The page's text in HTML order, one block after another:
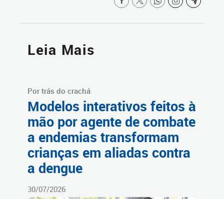
Leia Mais
Por trás do crachá
Modelos interativos feitos à
mão por agente de combate
a endemias transformam
crianças em aliadas contra
a dengue
30/07/2026